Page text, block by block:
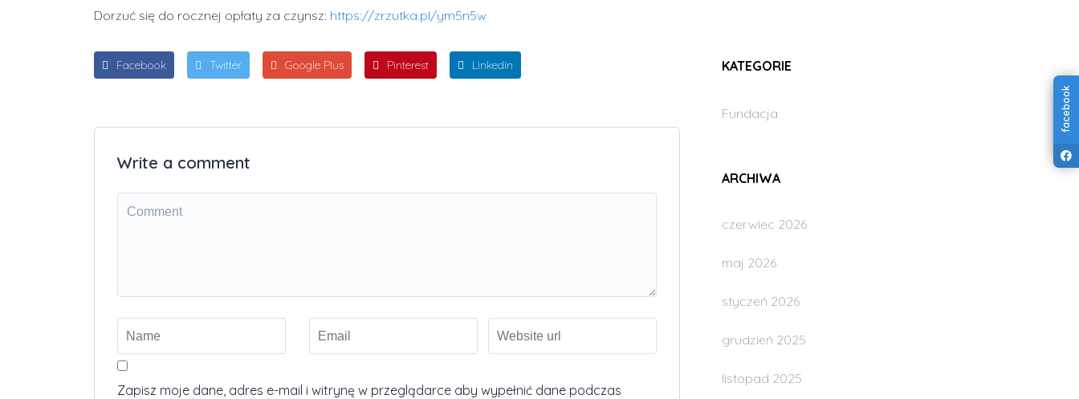
Dorzuć się do rocznej opłaty za czynsz: https://zrzutka.pl/ym5n5w
Facebook Twitter Google Plus Pinterest Linkedin
Write a comment
Zapisz moje dane, adres e-mail i witrynę w przeglądarce aby wypełnić dane podczas
KATEGORIE
Fundacja
ARCHIWA
czerwiec 2026
maj 2026
styczeń 2026
grudzień 2025
listopad 2025
facebook